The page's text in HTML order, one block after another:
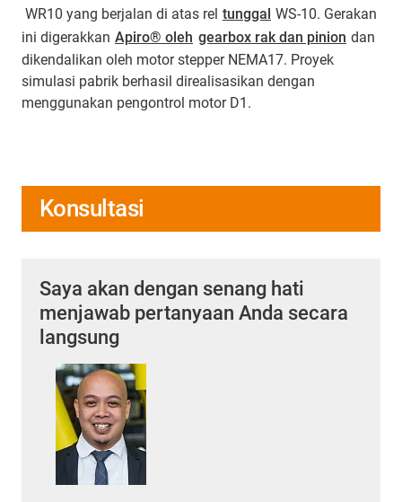
WR10 yang berjalan di atas rel tunggal WS-10. Gerakan
ini digerakkan Apiro® oleh gearbox rak dan pinion dan
dikendalikan oleh motor stepper NEMA17. Proyek
simulasi pabrik berhasil direalisasikan dengan
menggunakan pengontrol motor D1.
Konsultasi
Saya akan dengan senang hati
menjawab pertanyaan Anda secara
langsung